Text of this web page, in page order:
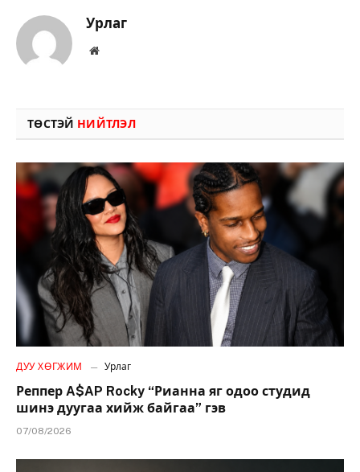
Урлаг
Вэбсайт
ТӨСТЭЙ НИЙТЛЭЛ
ДУУ ХӨГЖИМ Урлаг
Реппер A$AP Rocky “Рианна яг одоо студид
шинэ дуугаа хийж байгаа” гэв
07/08/2026